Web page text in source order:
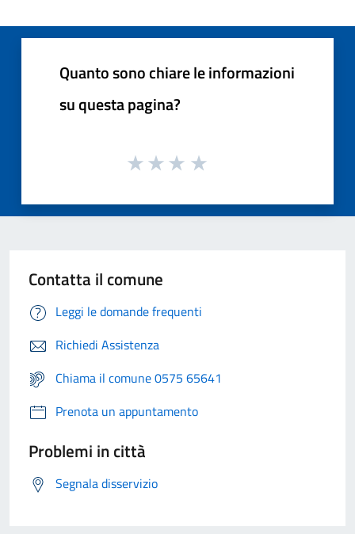
Quanto sono chiare le informazioni
su questa pagina?
Contatta il comune
Leggi le domande frequenti
Richiedi Assistenza
Chiama il comune 0575 65641
Prenota un appuntamento
Problemi in città
Segnala disservizio